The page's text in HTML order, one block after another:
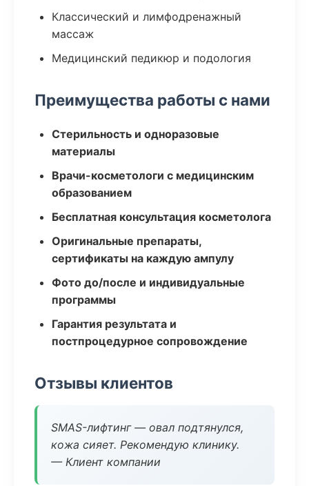
Классический и лимфодренажный
массаж
Медицинский педикюр и подология
Преимущества работы с нами
Стерильность и одноразовые
материалы
Врачи-косметологи с медицинским
образованием
Бесплатная консультация косметолога
Оригинальные препараты,
сертификаты на каждую ампулу
Фото до/после и индивидуальные
программы
Гарантия результата и
постпроцедурное сопровождение
Отзывы клиентов
SMAS-лифтинг — овал подтянулся,
кожа сияет. Рекомендую клинику.
— Клиент компании